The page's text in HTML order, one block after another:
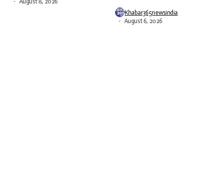
Khabar365newsindia
August 6, 2026